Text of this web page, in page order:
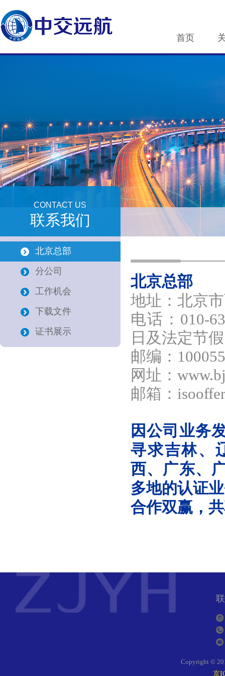
首页
CONTACT US
联系我们
北京总部
分公司
工作机会
下载文件
证书展示
北京总部
地址：北京
电话：010-
日及法定节
邮编：100055
网址：
邮箱：
因公司业务
寻求吉林、
西、广东、
多地的认证
合作双赢，
Copyright ©
京